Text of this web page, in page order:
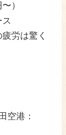
）
労は驚く
空港：